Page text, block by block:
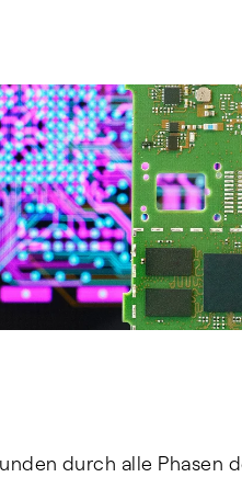
durch alle Phasen